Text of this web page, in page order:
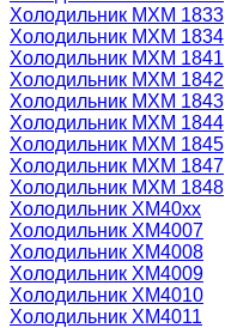
Холодильник МХМ 1833
Холодильник МХМ 1834
Холодильник МХМ 1841
Холодильник МХМ 1842
Холодильник МХМ 1843
Холодильник МХМ 1844
Холодильник МХМ 1845
Холодильник МХМ 1847
Холодильник МХМ 1848
Холодильник ХМ40xx
Холодильник ХМ4007
Холодильник ХМ4008
Холодильник ХМ4009
Холодильник ХМ4010
Холодильник ХМ4011